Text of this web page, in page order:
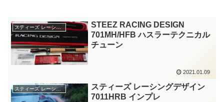
スティーズ レーシングデザイン
STEEZ RACING DESIGN
701MH/HFB ハスラーテクニカル
チューン
2021.01.09
スティーズ レーシングデザイン
スティーズ レーシングデザイン
7011HRB インプレ